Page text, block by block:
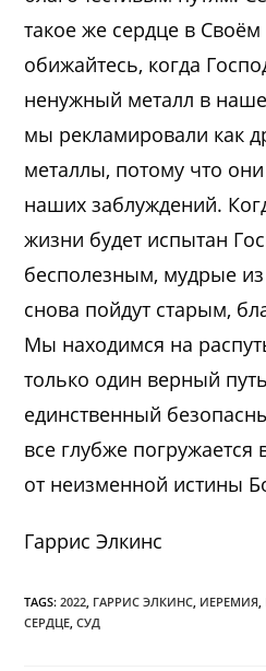
такое же сердце в
обижайтесь, когда
ненужный металл в
мы рекламировали как
металлы, потому что они
наших заблуждений.
жизни будет испытан
бесполезным, мудрые
снова пойдут старым,
Мы находимся на
только один верный
единственный
все глубже погружается
от неизменной истины
Гаррис Элкинс
TAGS:2022 ГАРРИС ЭЛКИНС ИЕРЕМИЯ
СЕРДЦЕ СУД